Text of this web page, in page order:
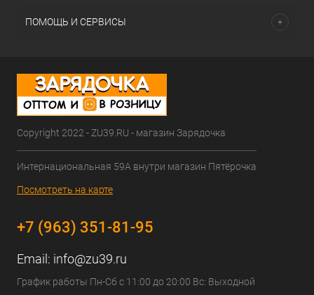
ПОМОЩЬ И СЕРВИСЫ
Copyright 2022 - ZU39.RU - магазин Зарядочка
Интернациональная 59А внутри магазин Пятёрочка
Посмотреть на карте
+7 (963) 351-81-95
Email: info@zu39.ru
График работы Пн-Сб с 11:00 до 20:00 Вс: Выходной